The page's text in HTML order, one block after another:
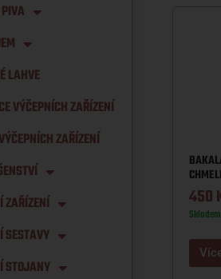
LAHVE
VÝČEPNÍCH ZAŘÍZENÍ
ZAŘÍZENÍ
ZAŘÍZENÍ
SESTAVY
STOJANY
450
Skladem